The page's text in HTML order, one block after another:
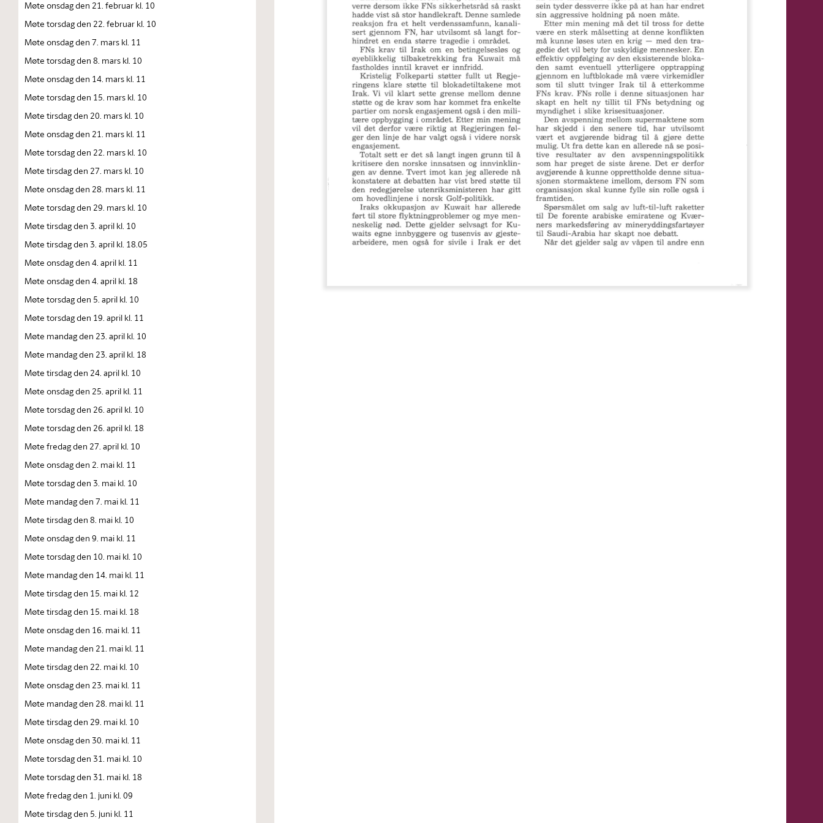
Møte onsdag den 21. februar kl. 10
Møte torsdag den 22. februar kl. 10
Møte onsdag den 7. mars kl. 11
Møte torsdag den 8. mars kl. 10
Møte onsdag den 14. mars kl. 11
Møte torsdag den 15. mars kl. 10
Møte tirsdag den 20. mars kl. 10
Møte onsdag den 21. mars kl. 11
Møte torsdag den 22. mars kl. 10
Møte tirsdag den 27. mars kl. 10
Møte onsdag den 28. mars kl. 11
Møte torsdag den 29. mars kl. 10
Møte tirsdag den 3. april kl. 10
Møte tirsdag den 3. april kl. 18.05
Møte onsdag den 4. april kl. 11
Møte onsdag den 4. april kl. 18
Møte torsdag den 5. april kl. 10
Møte torsdag den 19. april kl. 11
Møte mandag den 23. april kl. 10
Møte mandag den 23. april kl. 18
Møte tirsdag den 24. april kl. 10
Møte onsdag den 25. april kl. 11
Møte torsdag den 26. april kl. 10
Møte torsdag den 26. april kl. 18
Møte fredag den 27. april kl. 10
Møte onsdag den 2. mai kl. 11
Møte torsdag den 3. mai kl. 10
Møte mandag den 7. mai kl. 11
Møte tirsdag den 8. mai kl. 10
Møte onsdag den 9. mai kl. 11
Møte torsdag den 10. mai kl. 10
Møte mandag den 14. mai kl. 11
Møte tirsdag den 15. mai kl. 12
Møte tirsdag den 15. mai kl. 18
Møte onsdag den 16. mai kl. 11
Møte mandag den 21. mai kl. 11
Møte tirsdag den 22. mai kl. 10
Møte onsdag den 23. mai kl. 11
Møte mandag den 28. mai kl. 11
Møte tirsdag den 29. mai kl. 10
Møte onsdag den 30. mai kl. 11
Møte torsdag den 31. mai kl. 10
Møte torsdag den 31. mai kl. 18
Møte fredag den 1. juni kl. 09
Møte tirsdag den 5. juni kl. 11